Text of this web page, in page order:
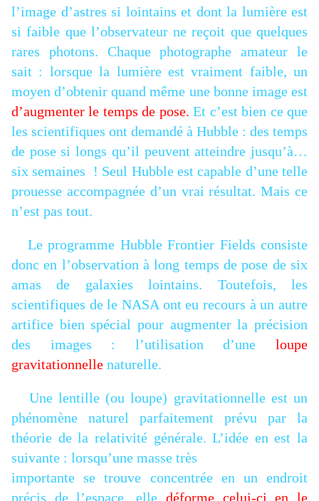
l’image d’astres si lointains et dont la lumière est
si faible que l’observateur ne reçoit que quelques
rares photons. Chaque photographe amateur le
sait : lorsque la lumière est vraiment faible, un
moyen d’obtenir quand même une bonne image est
d’augmenter le temps de pose. Et c’est bien ce que
les scientifiques ont demandé à Hubble : des temps
de pose si longs qu’il peuvent atteindre jusqu’à…
six semaines ! Seul Hubble est capable d’une telle
prouesse accompagnée d’un vrai résultat. Mais ce
n’est pas tout.
Le programme Hubble Frontier Fields consiste
donc en l’observation à long temps de pose de six
amas de galaxies lointains. Toutefois, les
scientifiques de le NASA ont eu recours à un autre
artifice bien spécial pour augmenter la précision
des images : l’utilisation d’une loupe
gravitationnelle naturelle.
Une lentille (ou loupe) gravitationnelle est un
phénomène naturel parfaitement prévu par la
théorie de la relativité générale. L’idée en est la
suivante : lorsqu’une masse très
importante se trouve concentrée en un endroit
précis de l’espace, elle déforme celui-ci en le